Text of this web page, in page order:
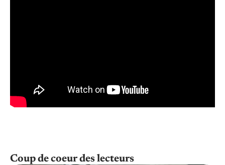
Coup de coeur des lecteurs